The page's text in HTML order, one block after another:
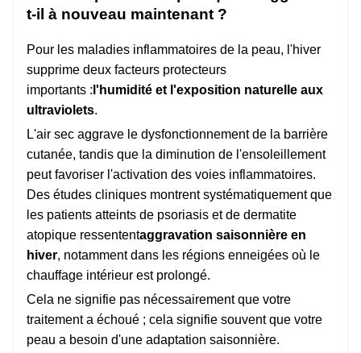
t-il à nouveau maintenant ?
Pour les maladies inflammatoires de la peau, l'hiver
supprime deux facteurs protecteurs
importants : l'humidité et l'exposition naturelle aux
ultraviolets.
L'air sec aggrave le dysfonctionnement de la barrière
cutanée, tandis que la diminution de l'ensoleillement
peut favoriser l'activation des voies inflammatoires.
Des études cliniques montrent systématiquement que
les patients atteints de psoriasis et de dermatite
atopique ressententaggravation saisonnière en
hiver, notamment dans les régions enneigées où le
chauffage intérieur est prolongé.
Cela ne signifie pas nécessairement que votre
traitement a échoué ; cela signifie souvent que votre
peau a besoin d'une adaptation saisonnière.